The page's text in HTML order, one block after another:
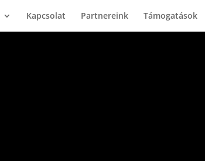
Kapcsolat Partnereink Támogatások